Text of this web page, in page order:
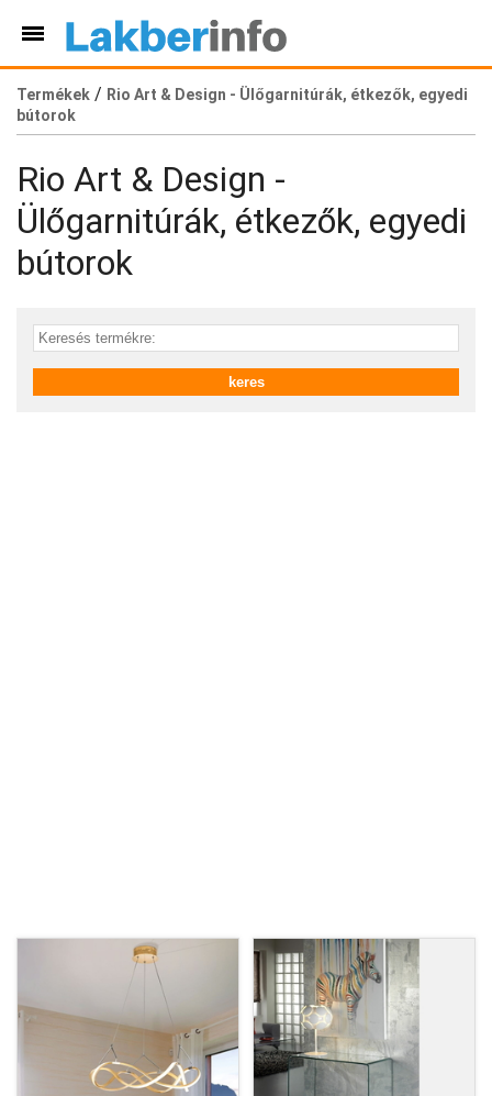
Termékek / Rio Art & Design - Ülőgarnitúrák, étkezők, egyedi
bútorok
Rio Art & Design -
Ülőgarnitúrák, étkezők, egyedi
bútorok